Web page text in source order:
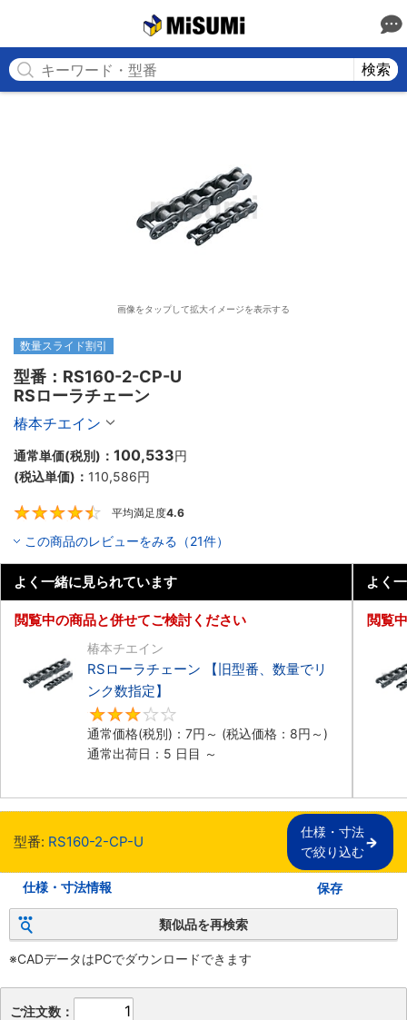
検索
画像をタップして拡大イメージを表示する
数量スライド割引
型番：RS160-2-CP-U
RSローラチェーン
椿本チエイン
通常単価(税別)： 100,533円
(税込単価)： 110,586円
平均満足度4.6
この商品のレビューをみる（21件）
よく一緒に見られています
閲覧中の商品と併せてご検討ください
椿本チエイン
RSローラチェーン 【旧型番、数量でリ
ンク数指定】
通常価格(税別)： 7円 ～ (税込価格： 8円 ～)
通常出荷日：5 日目 ～
よく
閲覧
型番: RS160-2-CP-U
仕様・寸法
で絞り込む
仕様・寸法情報 保存
類似品を再検索
※CADデータはPCでダウンロードできます
ご注文数：